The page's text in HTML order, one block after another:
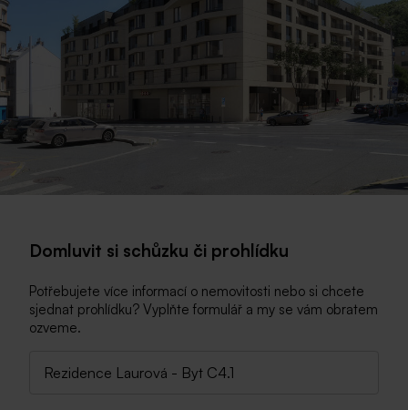
Domluvit si schůzku či prohlídku
Potřebujete více informací o nemovitosti nebo si chcete
sjednat prohlídku? Vyplňte formulář a my se vám obratem
ozveme.